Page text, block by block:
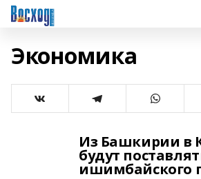
Экономика
Из Башкирии в
будут
ишимбайского